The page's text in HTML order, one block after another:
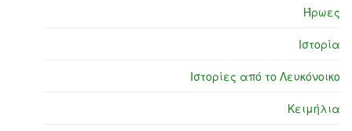
Ήρωες
Ιστορία
Ιστορίες από το Λευκόνοικο
Κειμήλια